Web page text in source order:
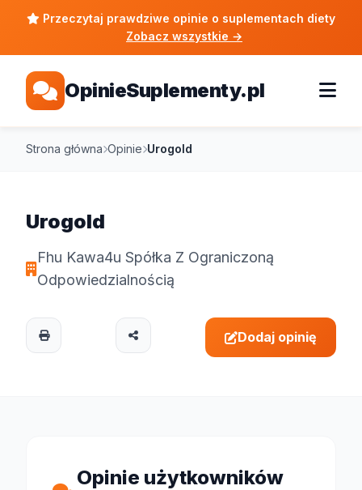
Przeczytaj prawdziwe opinie o suplementach diety
Zobacz wszystkie →
OpinieSuplementy.pl
Strona główna Opinie Urogold
Urogold
Fhu Kawa4u Spółka Z Ograniczoną
Odpowiedzialnością
Dodaj opinię
Opinie użytkowników